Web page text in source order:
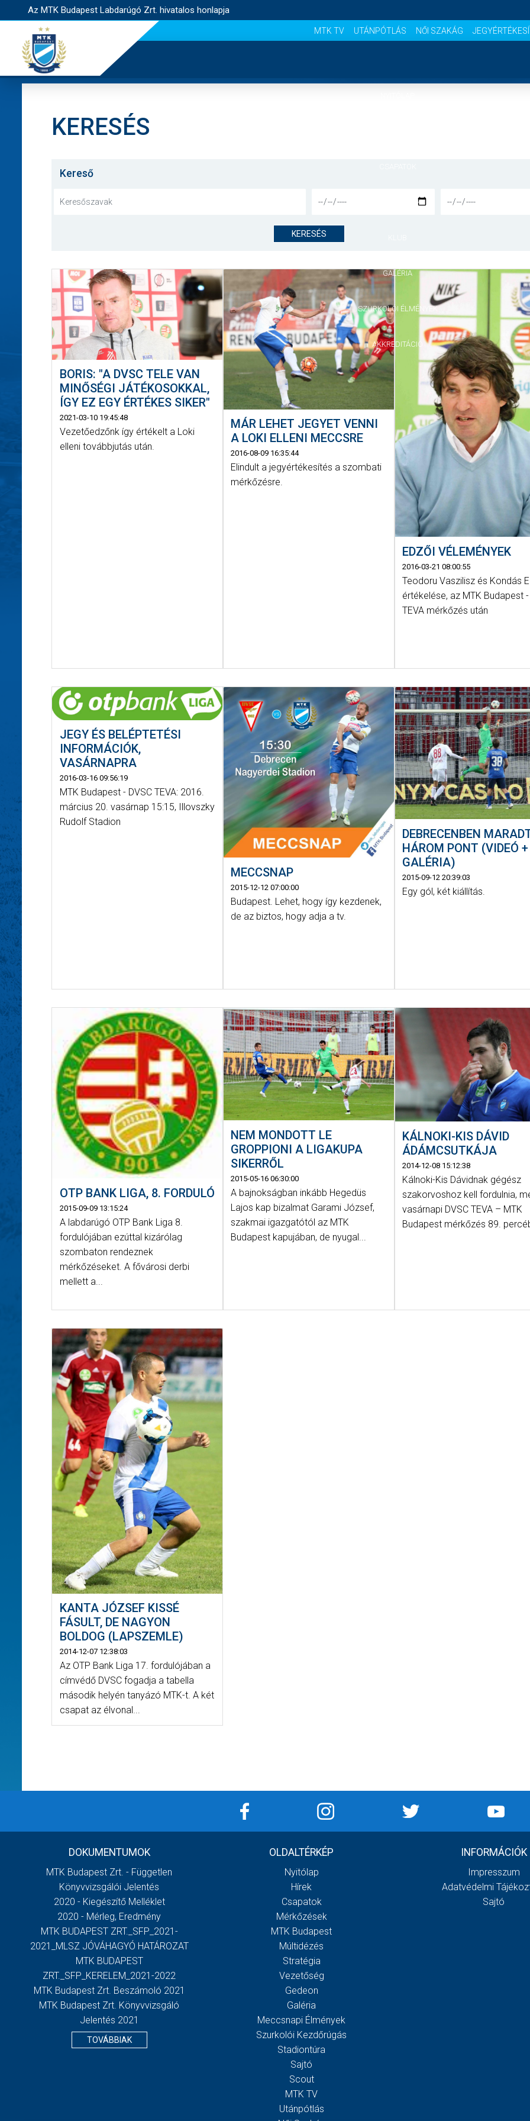
Az MTK Budapest Labdarúgó Zrt. hivatalos honlapja
MTK TV UTÁNPÓTLÁS NŐI SZAKÁG
MÉRKŐZÉSEK
GALÉRIA
SZURKOLÓI ÉLMÉNYEK
AKKREDITÁCIÓ
KERESÉS
Kereső
KERESÉS
BORIS: "A DVSC TELE VAN
MINŐSÉGI JÁTÉKOSOKKAL,
ÍGY EZ EGY ÉRTÉKES SIKER"
2021-03-10 19:45:48
Vezetőedzőnk így értékelt a Loki
elleni továbbjutás után.
MÁR LEHET JEGYET VENNI
A LOKI ELLENI MECCSRE
2016-08-09 16:35:44
Elindult a jegyértékesítés a szombati
mérkőzésre.
EDZŐI VÉLEMÉNYEK
2016-03-21 08:00:55
Teodoru Vaszilisz és Kondás
értékelése, az MTK Budapest -
TEVA mérkőzés után
JEGY ÉS BELÉPTETÉSI
INFORMÁCIÓK,
VASÁRNAPRA
2016-03-16 09:56:19
MTK Budapest - DVSC TEVA: 2016.
március 20. vasárnap 15:15, Illovszky
Rudolf Stadion
MECCSNAP
2015-12-12 07:00:00
Budapest. Lehet, hogy így kezdenek,
de az biztos, hogy adja a tv.
DEBRECENBEN
HÁROM PONT (VIDEÓ +
GALÉRIA)
2015-09-12 20:39:03
Egy gól, két kiállítás.
OTP BANK LIGA, 8. FORDULÓ
2015-09-09 13:15:24
A labdarúgó OTP Bank Liga 8.
fordulójában ezúttal kizárólag
szombaton rendeznek
mérkőzéseket. A fővárosi derbi
mellett a...
NEM MONDOTT LE
GROPPIONI A LIGAKUPA
SIKERRŐL
2015-05-16 06:30:00
A bajnokságban inkább Hegedüs
Lajos kap bizalmat Garami József,
szakmai igazgatótól az MTK
Budapest kapujában, de nyugal...
KÁLNOKI-KIS DÁVID
ÁDÁMCSUTKÁJA
2014-12-08 15:12:38
Kálnoki-Kis Dávidnak gégész
szakorvoshoz kell fordulnia,
vasárnapi DVSC TEVA – MTK
Budapest mérkőzés 89.
KANTA JÓZSEF KISSÉ
FÁSULT, DE NAGYON
BOLDOG (LAPSZEMLE)
2014-12-07 12:38:03
Az OTP Bank Liga 17. fordulójában a
címvédő DVSC fogadja a tabella
második helyén tanyázó MTK-t. A két
csapat az élvonal...
DOKUMENTUMOK
MTK Budapest Zrt. - Független
Könyvvizsgálói Jelentés
2020 - Kiegészítő Melléklet
2020 - Mérleg, Eredmény
MTK BUDAPEST ZRT._SFP_2021-
2021_MLSZ JÓVÁHAGYÓ HATÁROZAT
MTK BUDAPEST
ZRT._SFP_KERELEM_2021-2022
MTK Budapest Zrt. Beszámoló 2021
MTK Budapest Zrt. Könyvvizsgáló
Jelentés 2021
TOVÁBBIAK
OLDALTÉRKÉP
Nyitólap
Hírek
Csapatok
Mérkőzések
MTK Budapest
Múltidézés
Stratégia
Vezetőség
Gedeon
Galéria
Meccsnapi Élmények
Szurkolói Kezdőrúgás
Stadiontúra
Sajtó
Scout
MTK TV
Utánpótlás
INFORMÁCIÓK
Impresszum
Adatvédelmi
Sajtó